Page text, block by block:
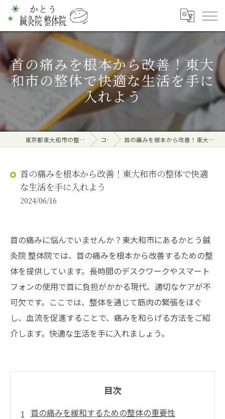
首の痛みを根本から改善！東大
和市の整体で快適な生活を手に
入れよう
東京都東大和市の整体ならかとう鍼灸院 整体院 コラム 首の痛みを根本から改善！東大和市の整体で快適な生活を手に入れよう
首の痛みを根本から改善！東大和市の整体で快適
な生活を手に入れよう
2024/06/16
首の痛みに悩んでいませんか？東大和市にあるかとう鍼
灸院 整体院では、首の痛みを根本から改善するための整
体を提供しています。長時間のデスクワークやスマート
フォンの使用で首に負担がかかる現代、適切なケアが不
可欠です。ここでは、整体を通じて筋肉の緊張をほぐ
し、血流を促進することで、痛みを和らげる方法をご紹
介します。快適な生活を手に入れましょう。
目次
首の痛みを緩和するための整体の重要性